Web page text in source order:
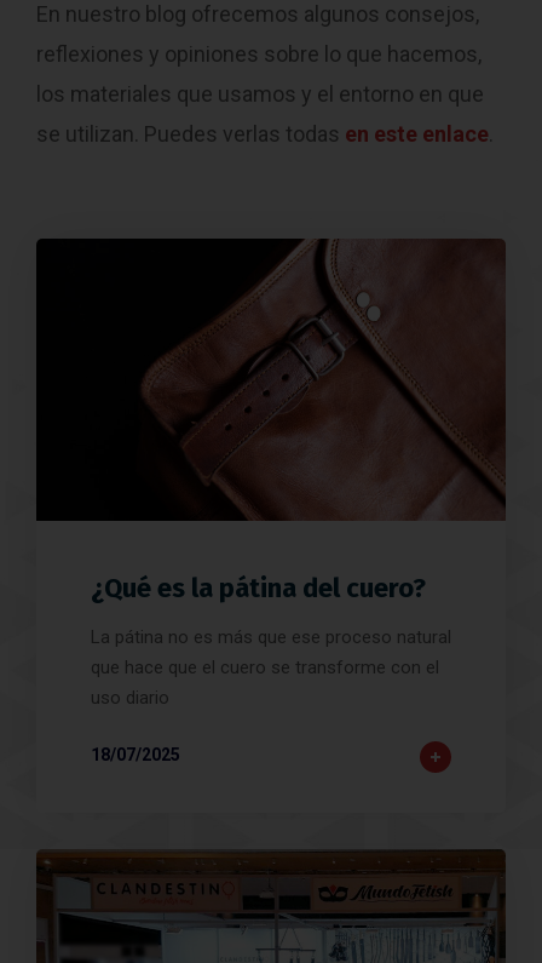
En nuestro blog ofrecemos algunos consejos,
reflexiones y opiniones sobre lo que hacemos,
los materiales que usamos y el entorno en que
se utilizan. Puedes verlas todas en este enlace.
¿Qué es la pátina del cuero?
La pátina no es más que ese proceso natural
que hace que el cuero se transforme con el
uso diario
18/07/2025